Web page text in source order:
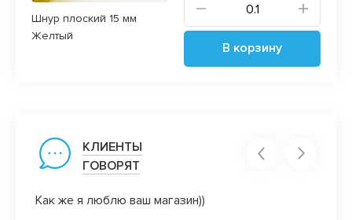
Шнур плоский 15 мм
Желтый
В корзину
КЛИЕНТЫ
ГОВОРЯТ
Как же я люблю ваш магазин))